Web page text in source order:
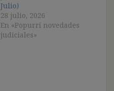
Julio)
28 julio, 2026
En «Popurrí novedades
judiciales»